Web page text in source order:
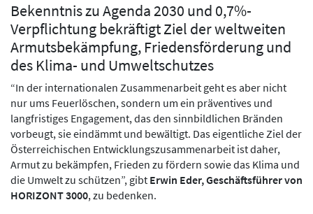
Bekenntnis zu Agenda 2030 und 0,7%-
Verpflichtung bekräftigt Ziel der weltweiten
Armutsbekämpfung, Friedensförderung und
des Klima- und Umweltschutzes
“In der internationalen Zusammenarbeit geht es aber nicht
nur ums Feuerlöschen, sondern um ein präventives und
langfristiges Engagement, das den sinnbildlichen Bränden
vorbeugt, sie eindämmt und bewältigt. Das eigentliche Ziel der
Österreichischen Entwicklungszusammenarbeit ist daher,
Armut zu bekämpfen, Frieden zu fördern sowie das Klima und
die Umwelt zu schützen”, gibt Erwin Eder, Geschäftsführer von
HORIZONT 3000, zu bedenken.